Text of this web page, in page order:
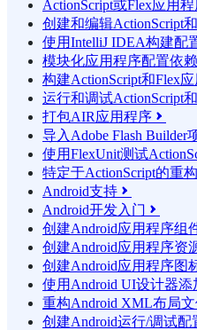
ActionScript或Flex应用
创建和编辑ActionScript
使用IntelliJ IDEA构建配
模块化应用程序配置依
构建ActionScript和Flex
运行和调试ActionScript
打包AIR应用程序 
导入Adobe Flash Builder
使用FlexUnit测试
特定于ActionScript的重构
Android支持 
Android开发入门 
创建Android应用程序组
创建Android应用程序资
创建Android应用程序图
使用Android UI设计器
重构Android XML布局
创建Android运行/调试配